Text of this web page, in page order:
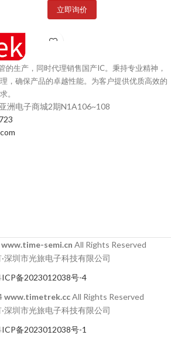
立即询价
的生产，同时代理销售国产IC。秉持专业精神，
，确保产品的卓越性能。为客户提供优质高效的
。
洲电子商城2期N1A106~108
www.time-semi.cn All Rights Reserved
深圳市光旅电子科技有限公司
ICP备2023012038号-4
www.timetrek.ccAll Rights Reserved
深圳市光旅电子科技有限公司
ICP备2023012038号-1